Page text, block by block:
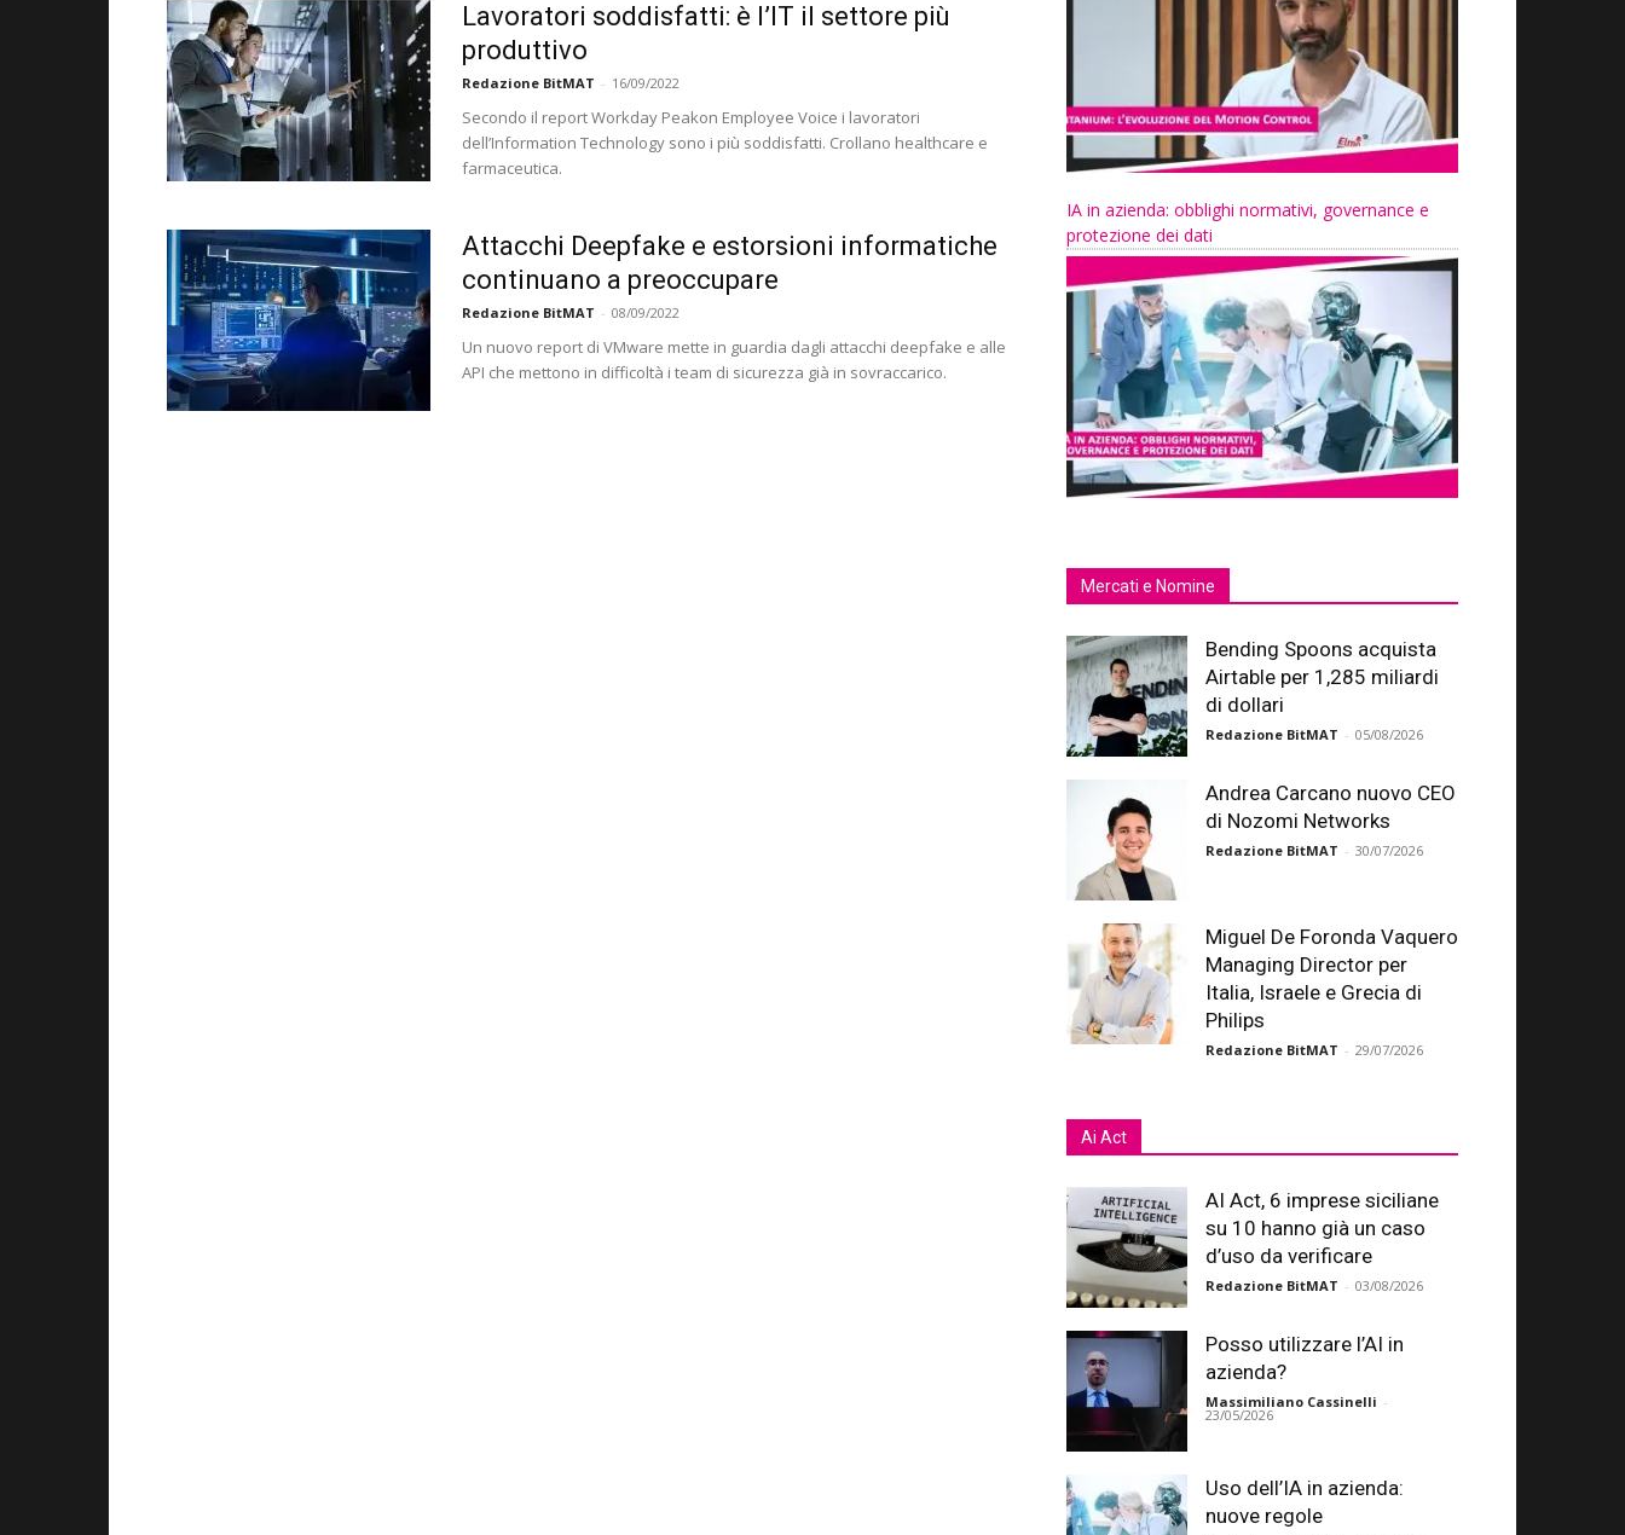
Lavoratori soddisfatti: è l’IT il settore più
produttivo
Redazione BitMAT - 16/09/2022
Secondo il report Workday Peakon Employee Voice i lavoratori
dell’Information Technology sono i più soddisfatti. Crollano healthcare e
farmaceutica.
Attacchi Deepfake e estorsioni informatiche
continuano a preoccupare
Redazione BitMAT - 08/09/2022
Un nuovo report di VMware mette in guardia dagli attacchi deepfake e alle
API che mettono in difficoltà i team di sicurezza già in sovraccarico.
IA in azienda: obblighi normativi, governance e
protezione dei dati
Mercati e Nomine
Bending Spoons acquista
Airtable per 1,285 miliardi
di dollari
Redazione BitMAT - 05/08/2026
Andrea Carcano nuovo CEO
di Nozomi Networks
Redazione BitMAT - 30/07/2026
Miguel De Foronda Vaquero
Managing Director per
Italia, Israele e Grecia di
Philips
Redazione BitMAT - 29/07/2026
Ai Act
AI Act, 6 imprese siciliane
su 10 hanno già un caso
d’uso da verificare
Redazione BitMAT - 03/08/2026
Posso utilizzare l’AI in
azienda?
Massimiliano Cassinelli -
23/05/2026
Uso dell’IA in azienda:
nuove regole